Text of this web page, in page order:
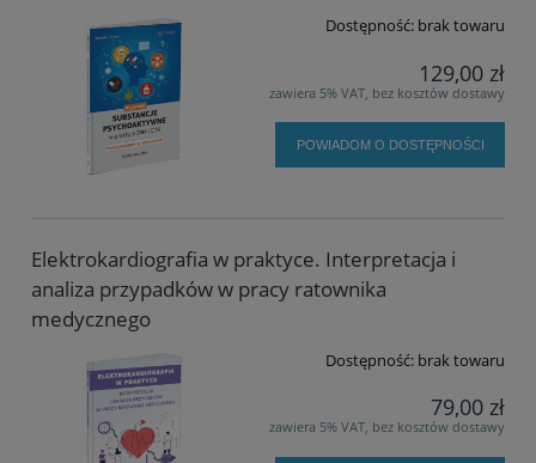
Dostępność: brak towaru
129,00 zł
zawiera 5% VAT, bez kosztów dostawy
POWIADOM O DOSTĘPNOŚCI
Elektrokardiografia w praktyce. Interpretacja i
analiza przypadków w pracy ratownika
medycznego
Dostępność: brak towaru
79,00 zł
zawiera 5% VAT, bez kosztów dostawy